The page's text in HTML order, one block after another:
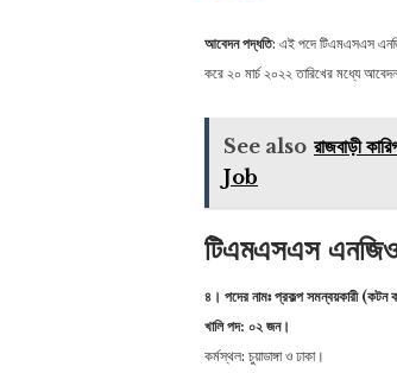
আবেদন পদ্ধতি: এই পদে টিএমএসএস
করে ২০ মার্চ ২০২২ তারিখের মধ্যে
See also রাজবাড়ী
Job
টিএমএসএস
৪। পদের নামঃ প্রকল্প সমন্বয়কারী (কটন
খালি পদ: ০২ জন।
কর্মস্থল: ‍চুয়াডাঙ্গা ও ঢাকা।